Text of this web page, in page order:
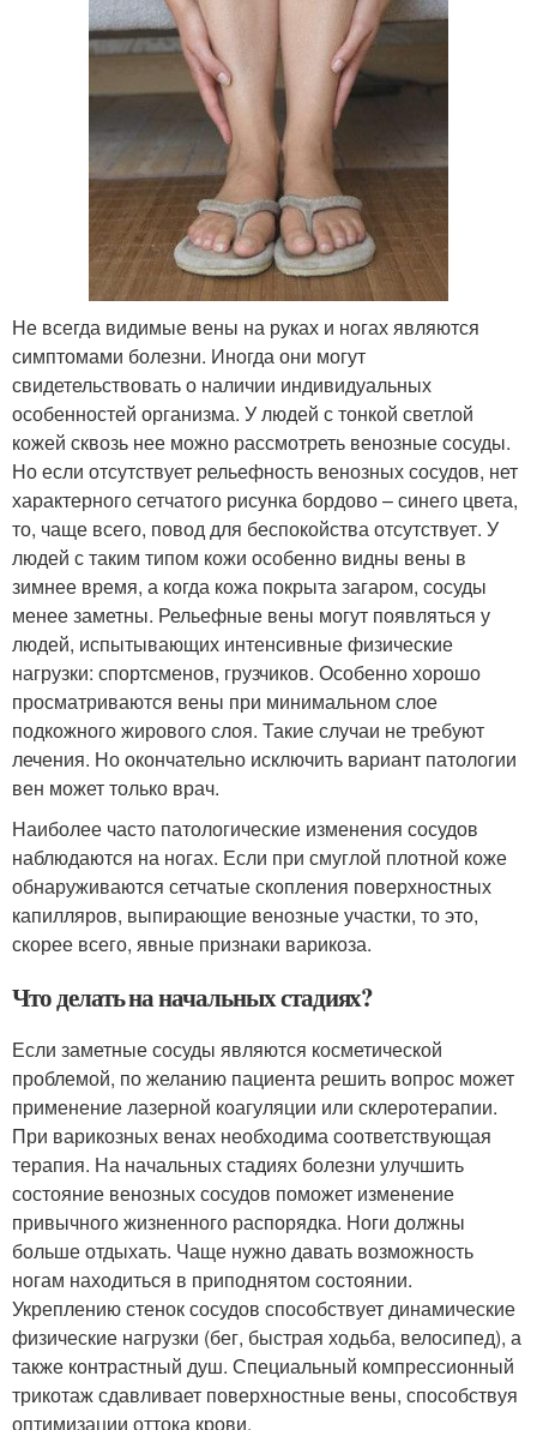
Не всегда видимые вены на руках и ногах являются
симптомами болезни. Иногда они могут
свидетельствовать о наличии индивидуальных
особенностей организма. У людей с тонкой светлой
кожей сквозь нее можно рассмотреть венозные сосуды.
Но если отсутствует рельефность венозных сосудов, нет
характерного сетчатого рисунка бордово – синего цвета,
то, чаще всего, повод для беспокойства отсутствует. У
людей с таким типом кожи особенно видны вены в
зимнее время, а когда кожа покрыта загаром, сосуды
менее заметны. Рельефные вены могут появляться у
людей, испытывающих интенсивные физические
нагрузки: спортсменов, грузчиков. Особенно хорошо
просматриваются вены при минимальном слое
подкожного жирового слоя. Такие случаи не требуют
лечения. Но окончательно исключить вариант патологии
вен может только врач.
Наиболее часто патологические изменения сосудов
наблюдаются на ногах. Если при смуглой плотной коже
обнаруживаются сетчатые скопления поверхностных
капилляров, выпирающие венозные участки, то это,
скорее всего, явные признаки варикоза.
Что делать на начальных стадиях?
Если заметные сосуды являются косметической
проблемой, по желанию пациента решить вопрос может
применение лазерной коагуляции или склеротерапии.
При варикозных венах необходима соответствующая
терапия. На начальных стадиях болезни улучшить
состояние венозных сосудов поможет изменение
привычного жизненного распорядка. Ноги должны
больше отдыхать. Чаще нужно давать возможность
ногам находиться в приподнятом состоянии.
Укреплению стенок сосудов способствует динамические
физические нагрузки (бег, быстрая ходьба, велосипед), а
также контрастный душ. Специальный компрессионный
трикотаж сдавливает поверхностные вены, способствуя
оптимизации оттока крови.